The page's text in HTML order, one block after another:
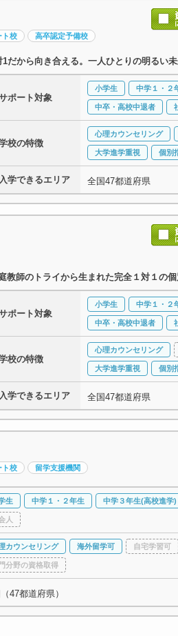
ト校 高卒認定予備校
1だから向き合える。一人ひとりの明るい未
ポート対象
小学生 中学１・２
中卒・高校中退者
校の特徴
心理カウンセリング
大学進学重視 個別
入学できるエリア 全国47都道府県
教師のトライから生まれた完全１対１の
ポート対象
小学生 中学１・２
中卒・高校中退者
校の特徴
心理カウンセリング
大学進学重視 個別
入学できるエリア 全国47都道府県
ト校 留学支援機関
生 中学１・２年生 中学３年生(高校進学)
人
カウンセリング 海外留学可 自宅学習可
分野の資格取得
47都道府県）